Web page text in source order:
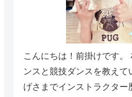
こんにちは！前掛けです。
ンスと競技ダンスを教えて
げさまでインストラクター